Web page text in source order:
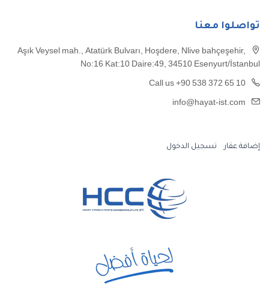
تواصلوا معنا
Aşık Veysel mah., Atatürk Bulvarı, Hoşdere, Nlive bahçeşehir,
No:16 Kat:10 Daire:49, 34510 Esenyurt/İstanbul
Call us +90 538 372 65 10
info@hayat-ist.com
إضافة عقار تسجيل الدخول